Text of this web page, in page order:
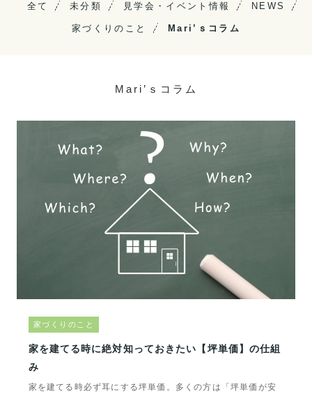
全て 未分類 見学会・イベント情報 NEWS
家づくりのこと Mari’ｓコラム
Mari’ｓコラム
家づくりのこと
家を建てる時に絶対知っておきたい【坪単価】の仕組
み
家を建てる時必ず耳にする坪単価。多くの方は「坪単価が安